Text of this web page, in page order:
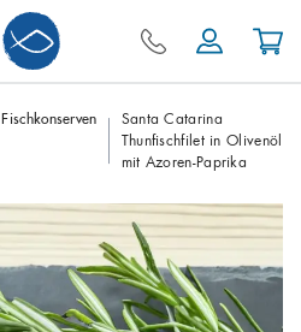
Fischkonserven
Santa Catarina
Thunfischfilet in Olivenöl
mit Azoren-Paprika